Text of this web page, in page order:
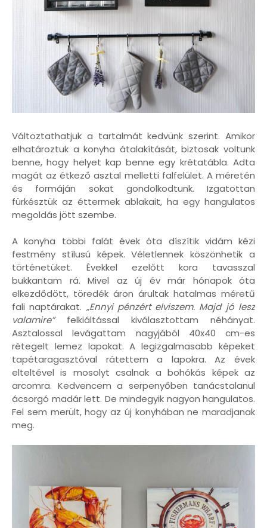
Változtathatjuk a tartalmát kedvünk szerint. Amikor
elhatároztuk a konyha átalakítását, biztosak voltunk
benne, hogy helyet kap benne egy krétatábla. Adta
magát az étkező asztal melletti falfelület. A méretén
és formáján sokat gondolkodtunk. Izgatottan
fürkésztük az éttermek ablakait, ha egy hangulatos
megoldás jött szembe.
A konyha többi falát évek óta díszítik vidám kézi
festmény stílusú képek. Véletlennek köszönhetik a
történetüket. Évekkel ezelőtt kora tavasszal
bukkantam rá. Mivel az új év már hónapok óta
elkezdődött, töredék áron árultak hatalmas méretű
fali naptárakat. „Ennyi pénzért elviszem. Majd jó lesz
valamire”felkiáltással kiválasztottam néhányat.
Asztalossal levágattam nagyjából 40x40 cm-es
rétegelt lemez lapokat. A legizgalmasabb képeket
tapétaragasztóval rátettem a lapokra. Az évek
elteltével is mosolyt csalnak a bohókás képek az
arcomra. Kedvencem a serpenyőben tanácstalanul
ácsorgó madár lett. De mindegyik nagyon hangulatos.
Fel sem merült, hogy az új konyhában ne maradjanak
meg.